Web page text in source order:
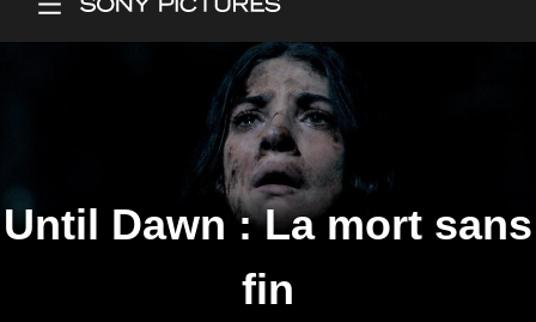
Until Dawn : La mort sans
fin